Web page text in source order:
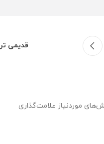
قدیمی تر
موردنیاز علامت‌گذاری